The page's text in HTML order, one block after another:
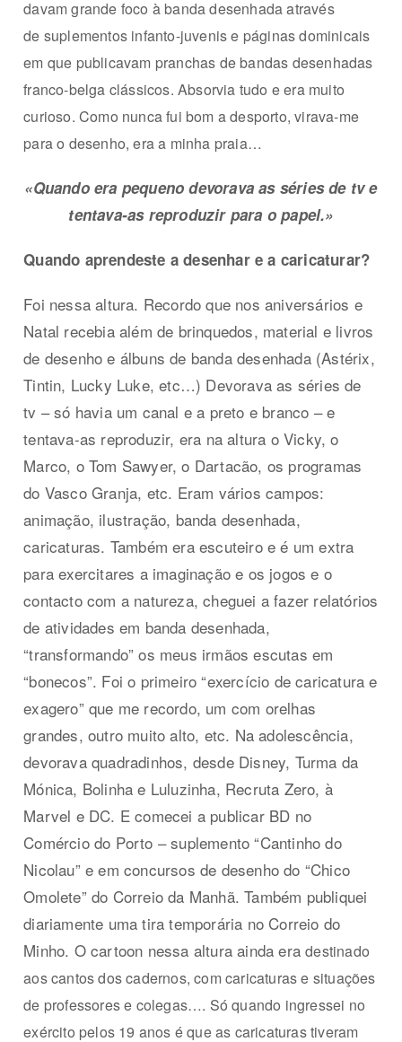
davam grande foco à banda desenhada através
de suplementos infanto-juvenis e páginas dominicais
em que publicavam pranchas de bandas desenhadas
franco-belga clássicos. Absorvia tudo e era muito
curioso. Como nunca fui bom a desporto, virava-me
para o desenho, era a minha praia…
«Quando era pequeno devorava as séries de tv e
tentava-as reproduzir para o papel.»
Quando aprendeste a desenhar e a caricaturar?
Foi nessa altura. Recordo que nos aniversários e
Natal recebia além de brinquedos, material e livros
de desenho e álbuns de banda desenhada (Astérix,
Tintin, Lucky Luke, etc…) Devorava as séries de
tv – só havia um canal e a preto e branco – e
tentava-as reproduzir, era na altura o Vicky, o
Marco, o Tom Sawyer, o Dartacão, os programas
do Vasco Granja, etc. Eram vários campos:
animação, ilustração, banda desenhada,
caricaturas. Também era escuteiro e é um extra
para exercitares a imaginação e os jogos e o
contacto com a natureza, cheguei a fazer relatórios
de atividades em banda desenhada,
“transformando” os meus irmãos escutas em
“bonecos”. Foi o primeiro “exercício de caricatura e
exagero” que me recordo, um com orelhas
grandes, outro muito alto, etc. Na adolescência,
devorava quadradinhos, desde Disney, Turma da
Mónica, Bolinha e Luluzinha, Recruta Zero, à
Marvel e DC. E comecei a publicar BD no
Comércio do Porto – suplemento “Cantinho do
Nicolau” e em concursos de desenho do “Chico
Omolete” do Correio da Manhã. Também publiquei
diariamente uma tira temporária no Correio do
Minho. O cartoon nessa altura ainda eradestinado
aos cantos dos cadernos, com caricaturas e situações
de professores e colegas…. Só quando ingressei no
exército pelos 19 anos é que as caricaturas tiveram